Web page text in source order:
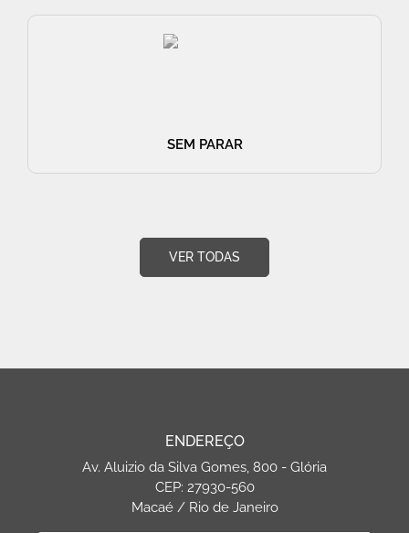
SEM PARAR
VER TODAS
ENDEREÇO
Av. Aluizio da Silva Gomes, 800 - Glória
CEP: 27930-560
Macaé / Rio de Janeiro